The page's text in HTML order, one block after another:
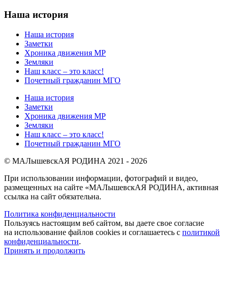
Наша история
Наша история
Заметки
Хроника движения МР
Земляки
Наш класс – это класс!
Почетный гражданин МГО
Наша история
Заметки
Хроника движения МР
Земляки
Наш класс – это класс!
Почетный гражданин МГО
© МАЛышевскАЯ РОДИНА 2021 - 2026
При использовании информации, фотографий и видео,
размещенных на сайте «МАЛышевскАЯ РОДИНА, активная
ссылка на сайт обязательна.
Политика конфиденциальности
Пользуясь настоящим веб сайтом, вы даете свое согласие
на использование файлов cookies и соглашаетесь с политикой
конфиденциальности.
Принять и продолжить